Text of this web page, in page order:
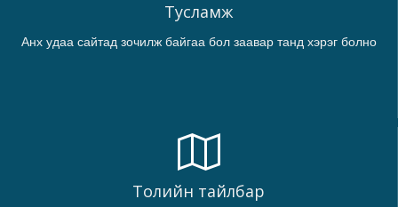
Тусламж
Анх удаа сайтад зочилж байгаа бол заавар танд хэрэг болно
Толийн тайлбар